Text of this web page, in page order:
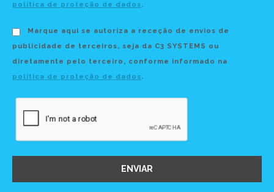
política de proteção de dados.
Marque aqui se autoriza a receção de envios de
publicidade de terceiros, seja da C3 SYSTEMS ou
diretamente pelo terceiro, conforme informado na
política de proteção de dados.
ENVIAR